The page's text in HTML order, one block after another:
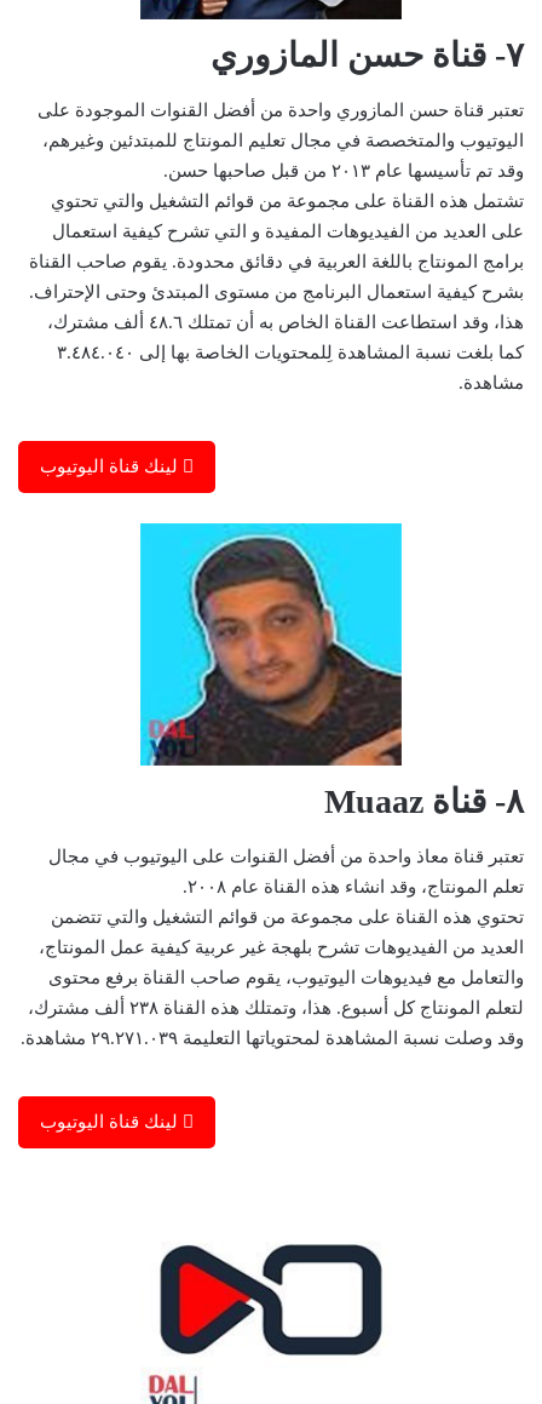
٧- قناة حسن المازوري
تعتبر قناة حسن المازوري واحدة من أفضل القنوات الموجودة على
اليوتيوب والمتخصصة في مجال تعليم المونتاج للمبتدئين وغيرهم،
وقد تم تأسيسها عام ٢٠١٣ من قبل صاحبها حسن.
تشتمل هذه القناة على مجموعة من قوائم التشغيل والتي تحتوي
على العديد من الفيديوهات المفيدة و التي تشرح كيفية استعمال
برامج المونتاج باللغة العربية في دقائق محدودة. يقوم صاحب القناة
بشرح كيفية استعمال البرنامج من مستوى المبتدئ وحتى الإحتراف.
هذا، وقد استطاعت القناة الخاص به أن تمتلك ٤٨.٦ ألف مشترك،
كما بلغت نسبة المشاهدة لِلمحتويات الخاصة بها إلى ٣.٤٨٤.٠٤٠
مشاهدة.
لينك قناة اليوتيوب
٨- قناة Muaaz
تعتبر قناة معاذ واحدة من أفضل القنوات على اليوتيوب في مجال
تعلم المونتاج، وقد انشاء هذه القناة عام ٢٠٠٨.
تحتوي هذه القناة على مجموعة من قوائم التشغيل والتي تتضمن
العديد من الفيديوهات تشرح بلهجة غير عربية كيفية عمل المونتاج،
والتعامل مع فيديوهات اليوتيوب، يقوم صاحب القناة برفع محتوى
لتعلم المونتاج كل أسبوع. هذا، وتمتلك هذه القناة ٢٣٨ ألف مشترك،
وقد وصلت نسبة المشاهدة لمحتوياتها التعليمة ٢٩.٢٧١.٠٣٩ مشاهدة.
لينك قناة اليوتيوب